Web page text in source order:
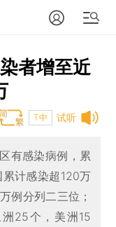
者增至近
试听
T中
有感染病例，累
计感染超120万
例分列二三位；
25个，美洲15